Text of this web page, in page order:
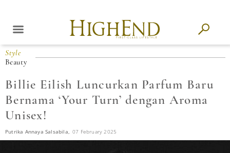
Style
Beauty
Billie Eilish Luncurkan Parfum Baru
Bernama ‘Your Turn’ dengan Aroma
Unisex!
Putrika Annaya Salsabila, 07 February 2025